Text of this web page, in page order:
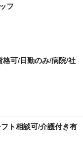
フ
格可/日勤のみ/病院/社
ト相談可/介護付き有